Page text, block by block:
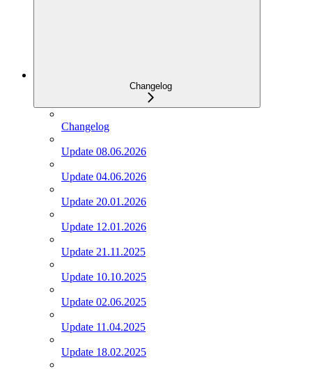
Changelog
Changelog
Update 08.06.2026
Update 04.06.2026
Update 20.01.2026
Update 12.01.2026
Update 21.11.2025
Update 10.10.2025
Update 02.06.2025
Update 11.04.2025
Update 18.02.2025